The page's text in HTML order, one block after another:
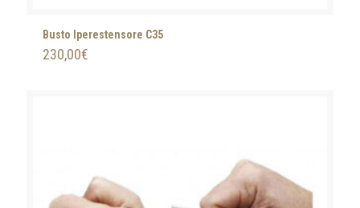
Busto Iperestensore C35
230,00€